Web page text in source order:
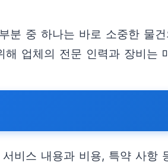
분 중 하나는 바로 소중한 물
업체의 전문 인력과 장비는
비스 내용과 비용, 특약 사